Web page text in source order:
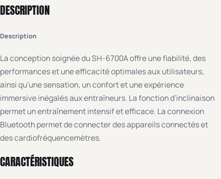
DESCRIPTION
Description
La conception soignée du SH-6700A offre une fiabilité, des
performances et une efficacité optimales aux utilisateurs,
ainsi qu’une sensation, un confort et une expérience
immersive inégalés aux entraîneurs. La fonction d’inclinaison
permet un entraînement intensif et efficace. La connexion
Bluetooth permet de connecter des appareils connectés et
des cardiofréquencemètres.
CARACTÉRISTIQUES